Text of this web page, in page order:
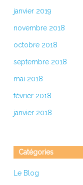
janvier 2019
novembre 2018
octobre 2018
septembre 2018
mai 2018
février 2018
janvier 2018
Catégories
Le Blog